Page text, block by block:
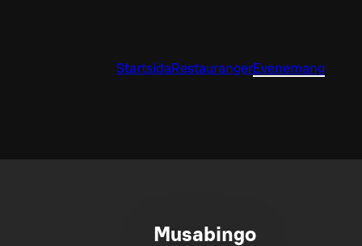
Startsida RestaurangerEvenemang
Musabingo